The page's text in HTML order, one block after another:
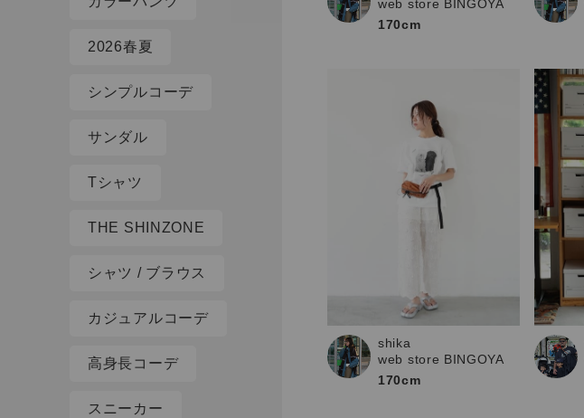
2026春夏
シンプルコーデ
サンダル
Tシャツ
THE SHINZONE
シャツ / ブラウス
カジュアルコーデ
高身長コーデ
スニーカー
web store BINGOYA
170cm
shika
web store BINGOYA
170cm